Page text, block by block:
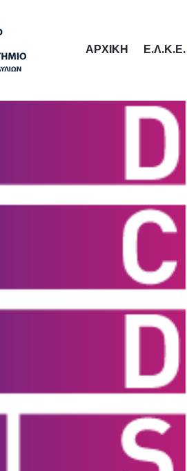
ΑΡΧΙΚΗ Ε.Λ.Κ.Ε.